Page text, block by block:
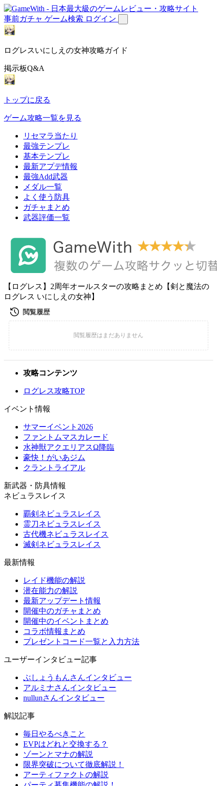
事前ガチャ ゲーム検索 ログイン
ログレスいにしえの女神攻略ガイド
掲示板Q&A
トップに戻る
ゲーム攻略一覧を見る
リセマラ当たり
最強テンプレ
基本テンプレ
最新アプデ情報
最強Add武器
メダル一覧
よく使う防具
ガチャまとめ
武器評価一覧
【ログレス】2周年オールスターの攻略まとめ【剣と魔法の
ログレス いにしえの女神】
攻略コンテンツ
ログレス攻略TOP
イベント情報
サマーイベント2026
ファントムマスカレード
水神獣アクエリアスΩ降臨
豪快！がいあジム
クラントライアル
新武器・防具情報
ネビュラスレイス
覇剣ネビュラスレイス
霊刀ネビュラスレイス
古代機ネビュラスレイス
滅剣ネビュラスレイス
最新情報
レイド機能の解説
潜在能力の解説
最新アップデート情報
開催中のガチャまとめ
開催中のイベントまとめ
コラボ情報まとめ
プレゼントコード一覧と入力方法
ユーザーインタビュー記事
ぶしょうもんさんインタビュー
アルミナさんインタビュー
nullunさんインタビュー
解説記事
毎日やるべきこと
EVPはどれと交換する？
ゾーンとマナの解説
限界突破について徹底解説！
アーティファクトの解説